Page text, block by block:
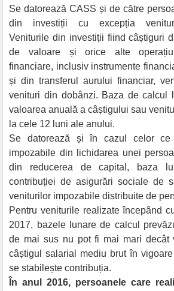
Se datorează CASS și de către
din investiții cu excepția
Veniturile din investiții fiind câștiguri
de valoare și orice alte
financiare, inclusiv instrumente
și din transferul aurului financiar,
venituri din dobânzi. Baza de calcul
valoarea anuală a câștigului sau
la cele 12 luni ale anului.
Se datorează și în cazul celor ce
impozabile din lichidarea unei
din reducerea de capital, baza
contribuției de asigurări sociale de
veniturilor impozabile distribuite de
Pentru veniturile realizate începând
2017, bazele lunare de calcul
de mai sus nu pot fi mai mari decât
câștigul salarial mediu brut în
se stabilește contribuția.
În anul 2016, persoanele care